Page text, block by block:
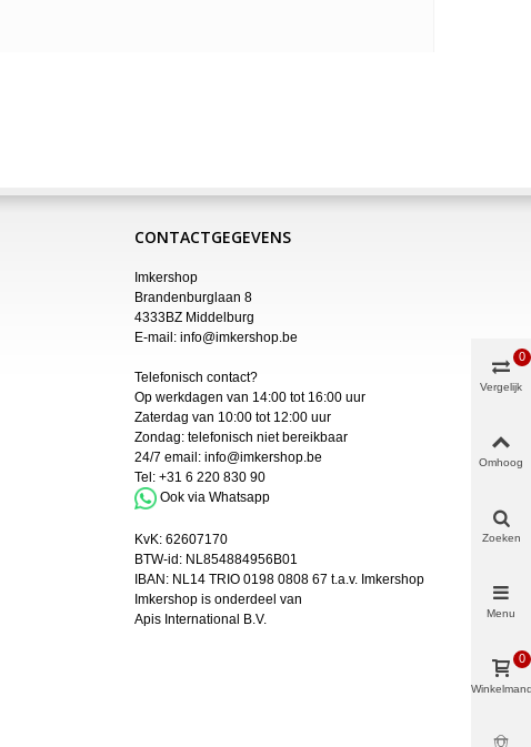
CONTACTGEGEVENS
Imkershop
Brandenburglaan 8
4333BZ Middelburg
E-mail: info@imkershop.be
Telefonisch contact?
Op werkdagen van 14:00 tot 16:00 uur
Zaterdag van 10:00 tot 12:00 uur
Zondag: telefonisch niet bereikbaar
24/7 email: info@imkershop.be
Tel: +31 6 220 830 90
Ook via Whatsapp
KvK: 62607170
BTW-id: NL854884956B01
IBAN: NL14 TRIO 0198 0808 67 t.a.v. Imkershop
Imkershop is onderdeel van
Apis International B.V.
Vergelijk
0
Omhoog
Zoeken
Menu
0